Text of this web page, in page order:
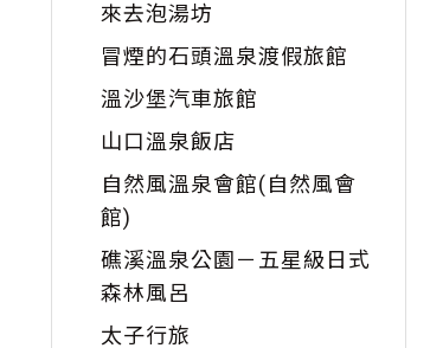
來去泡湯坊
冒煙的石頭溫泉渡假旅館
溫沙堡汽車旅館
山口溫泉飯店
自然風溫泉會館(自然風會
館)
礁溪溫泉公園－五星級日式
森林風呂
太子行旅